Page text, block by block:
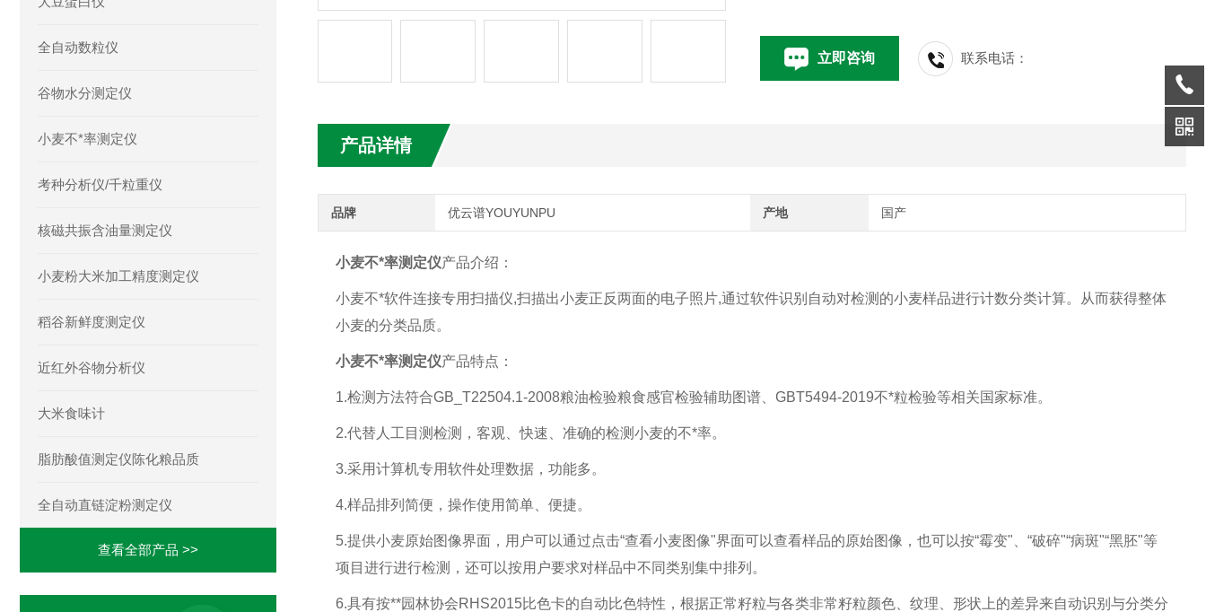
立即咨询 联系电话：
产品详情
品牌 优云谱YOUYUNPU 产地 国产
小麦不*率测定仪产品介绍：
小麦不*软件连接专用扫描仪,扫描出小麦正反两面的电子照片,通过软件识别自动对检测的小麦样品进行计数分类计算。从而获得整体
小麦的分类品质。
小麦不*率测定仪产品特点：
1.检测方法符合GB_T22504.1-2008粮油检验粮食感官检验辅助图谱、GBT5494-2019不*粒检验等相关国家标准。
2.代替人工目测检测，客观、快速、准确的检测小麦的不*率。
3.采用计算机专用软件处理数据，功能多。
4.样品排列简便，操作使用简单、便捷。
5.提供小麦原始图像界面，用户可以通过点击“查看小麦图像"界面可以查看样品的原始图像，也可以按“霉变"、“破碎"“病斑"“黑胚"等
项目进行进行检测，还可以按用户要求对样品中不同类别集中排列。
6.具有按**园林协会RHS2015比色卡的自动比色特性，根据正常籽粒与各类非常籽粒颜色、纹理、形状上的差异来自动识别与分类分
全自动数粒仪
谷物水分测定仪
小麦不*率测定仪
考种分析仪/千粒重仪
核磁共振含油量测定仪
小麦粉大米加工精度测定仪
稻谷新鲜度测定仪
近红外谷物分析仪
大米食味计
脂肪酸值测定仪陈化粮品质
全自动直链淀粉测定仪
查看全部产品 >>